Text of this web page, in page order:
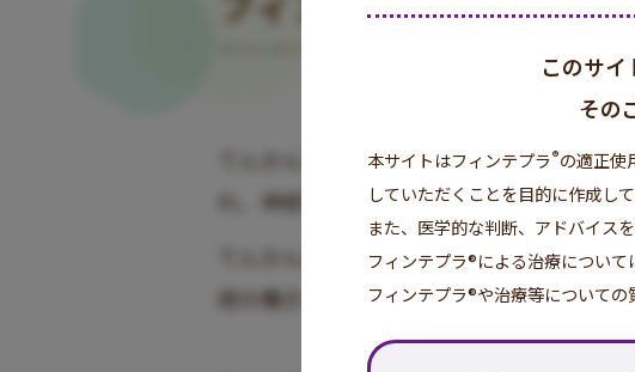
てんかん発作は、脳内の抑制性と興奮性
れ、神経の過剰な興奮によって起こると考
てんかん発作の治療薬は、抑制性神経の
経の働きを抑制し、神経系のバランスを調
このサ
その
本サイトはフィンテプラ ®の適正使
していただくことを目的に作成して
また、医学的な判断、アドバイス
フィンテプラ®による治療について
フィンテプラ®や治療等について